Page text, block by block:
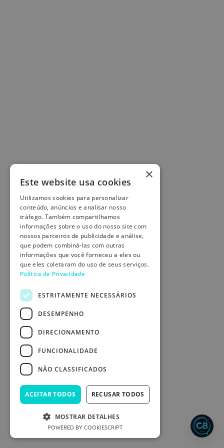
×
Este website usa cookies
Utilizamos cookies para personalizar
conteúdo, anúncios e analisar nosso
tráfego. Também compartilhamos
informações sobre o uso do nosso site com
nossos parceiros de publicidade e análise,
que podem combiná-las com outras
informações que você forneceu a eles ou
que eles coletaram do uso de seus serviços.
Política de Privacidade
ESTRITAMENTE NECESSÁRIOS
DESEMPENHO
DIRECIONAMENTO
FUNCIONALIDADE
NÃO CLASSIFICADOS
ACEITAR TODOS RECUSAR TODOS
MOSTRAR DETALHES
POWERED BY COOKIESCRIPT